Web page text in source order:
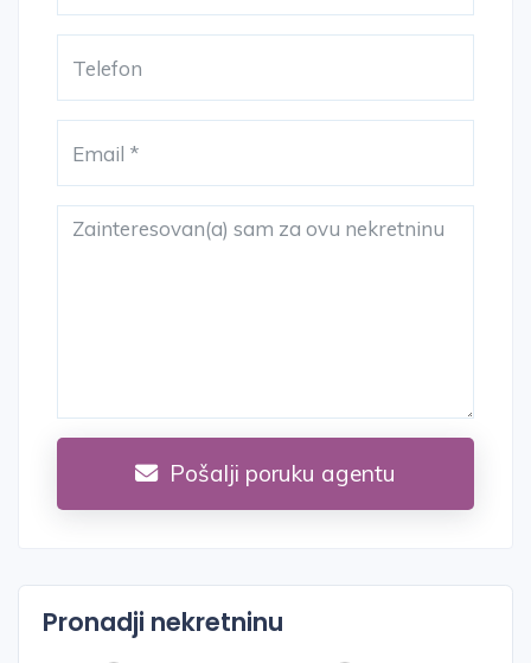
Pošalji poruku agentu
Pronadji nekretninu